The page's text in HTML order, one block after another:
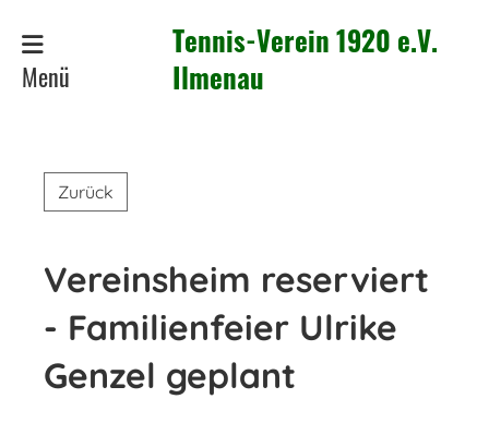
Tennis-Verein 1920 e.V.
Ilmenau
Menü
Zurück
Vereinsheim reserviert
- Familienfeier Ulrike
Genzel geplant